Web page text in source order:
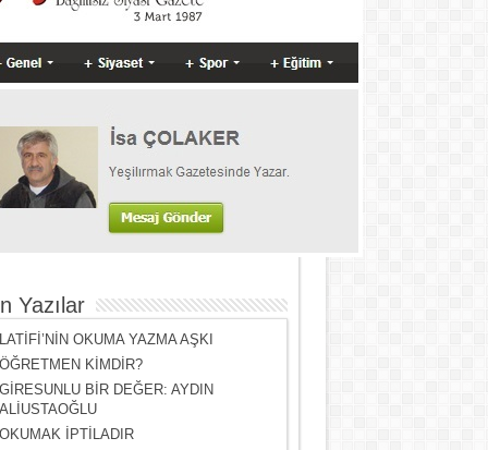
Yazılar
OKUMA YAZMA AŞKI
KİMDİR?
BİR DEĞER: AYDIN
İPTİLADIR